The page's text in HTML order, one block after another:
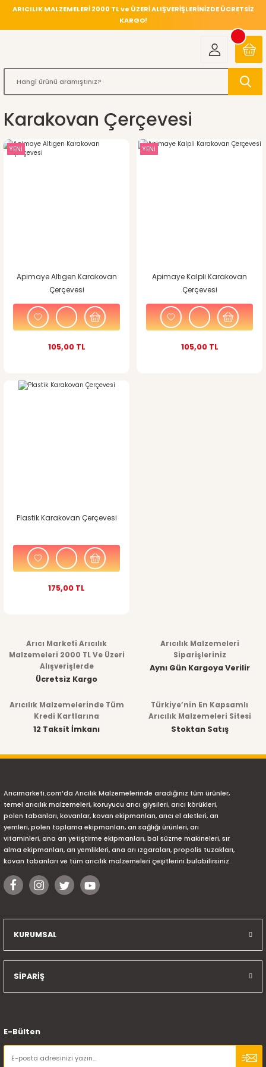
ARICILIK MALZEMELERİ 2000 TL ve ÜZERİ ALIŞVERİŞLERİNİZDE ÜCRETSİZ
KARGO!
Karakovan Çerçevesi
YENİ
Apimaye Altıgen Karakovan
Çerçevesi
105,00 TL
YENİ
Apimaye Kalpli Karakovan
Çerçevesi
105,00 TL
Plastik Karakovan Çerçevesi
175,00 TL
Arıcı Marketi Arıcılık
Malzemeleri 2000 TL Ve Üzeri
Alışverişlerde
Ücretsiz Kargo
Arıcılık Malzemeleri
Siparişleriniz
Aynı Gün Kargoya Verilir
Arıcılık Malzemelerinde Tüm
Kredi Kartlarına
12 Taksit İmkanı
Türkiye’nin En Kapsamlı
Arıcılık Malzemeleri Sitesi
Stoktan Satış
Arıcımarketi.com’da Arıcılık Malzemelerinde aradığınız tüm ürünler,
temel arıcılık malzemeleri, koruyucu arıcı giysileri, arıcı körükleri,
polen tabanları, kovanlar, kovan ekipmanları, arıcı el aletleri, arı
yemleri, polen toplama ekipmanları, arı sağlığı ürünleri, arı
vitaminleri, ana arı yetiştirme ekipmanları, bal süzme makineleri, sır
alma ekipmanları, arı yemlikleri, ana arı ızgaraları, propolis tuzakları,
kovan tabanları ve tüm arıcılık malzemeleri çeşitlerini bulabilirsiniz.
KURUMSAL
SİPARİŞ
E-Bülten